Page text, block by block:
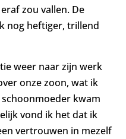
zou vallen. De
nog heftiger, trillend
weer naar zijn werk
onze zoon, wat ik
kwam
vond ik het dat ik
vertrouwen in mezelf